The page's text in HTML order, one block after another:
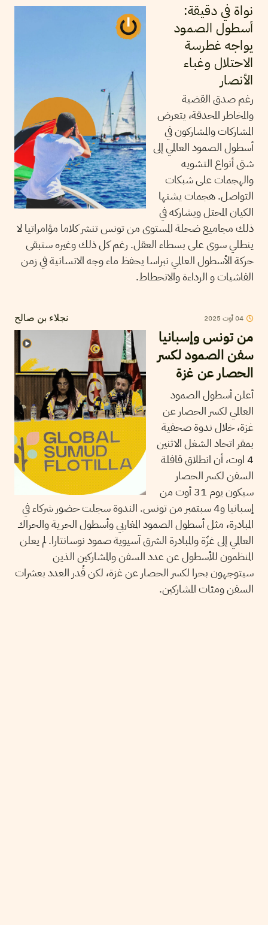
نواة في دقيقة:
أسطول الصمود
يواجه غطرسة
الاحتلال وغباء
الأنصار
رغم صدق القضية
والمخاطر المحدقة، يتعرض
المشاركات والمشاركون في
أسطول الصمود العالمي إلى
شتى أنواع التشويه
والهجمات على شبكات
التواصل. هجمات يشنها
الكيان المحتل ويشاركه في
ذلك مجاميع ضحلة المستوى من تونس تنشر كلاما مؤامراتيا لا
ينطلي سوى على بسطاء العقل. رغم كل ذلك وغيره ستبقى
حركة الأسطول العالمي نبراسا يحفظ ماء وجه الانسانية في زمن
الفاشيات و الرداءة والانحطاط.
نجلاء بن صالح 04أوت 2025
من تونس وإسبانيا
سفن الصمود لكسر
الحصار عن غزة
أعلن أسطول الصمود
العالمي لكسر الحصار عن
غزة، خلال ندوة صحفية
بمقر اتحاد الشغل الاثنين
4 اوت، أن انطلاق قافلة
السفن لكسر الحصار
سيكون يوم 31 أوت من
إسبانيا و4 سبتمبر من تونس. الندوة سجلت حضور شركاء في
المبادرة، مثل أسطول الصمود المغاربي وأسطول الحرية والحراك
العالمي إلى غزّة والمبادرة الشرق آسيوية صمود نوسانتارا. لم يعلن
المنظمون للأسطول عن عدد السفن والمشاركين الذين
سيتوجهون بحرا لكسر الحصار عن غزة، لكن قُدر العدد بعشرات
السفن ومئات المشاركين.